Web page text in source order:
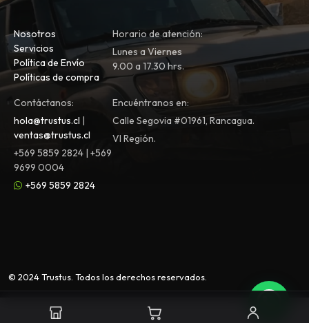
Nosotros
Servicios
Política de Envío
Políticas de compra
Horario de atención:
Lunes a Viernes
9.00 a 17.30 hrs.
Contáctanos:
hola@trustus.cl |
ventas@trustus.cl
+569 5859 2824 | +569
9699 0004
+569 5859 2824
Encuéntranos en:
Calle Segovia #01961, Rancagua.
VI Región.
© 2024 Trustus. Todos los derechos reservados.